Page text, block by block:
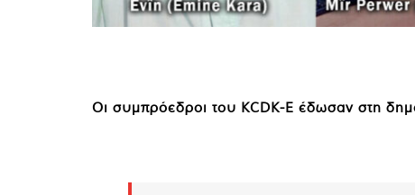
Οι συμπρόεδροι του KCDK-E έδωσαν στη